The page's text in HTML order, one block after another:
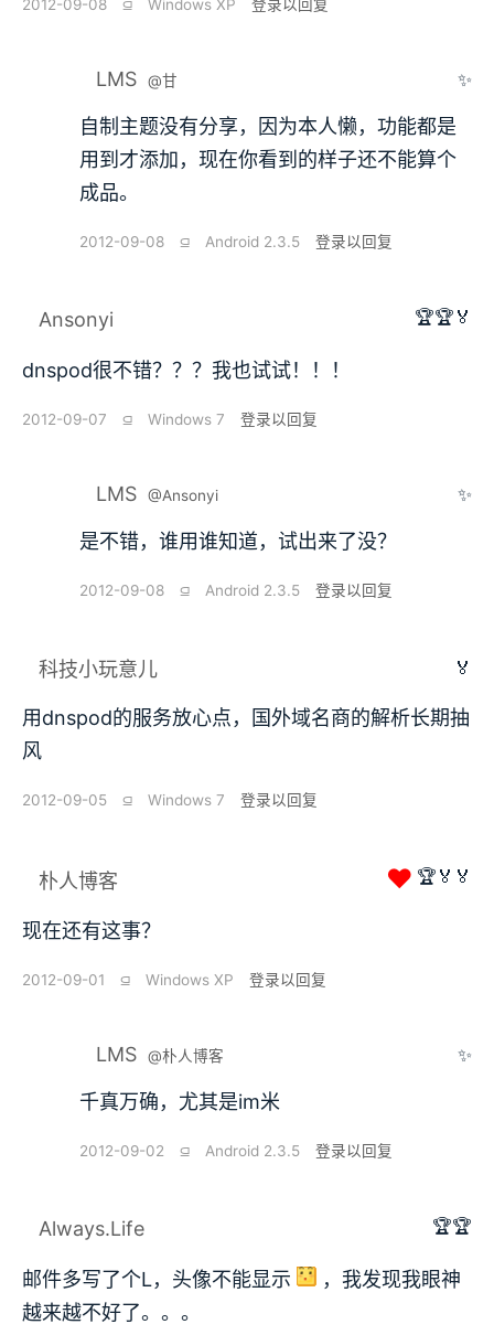
2012-09-08 ⫑ Windows XP 登录以回复
LMS @甘 ✨
自制主题没有分享，因为本人懒，功能都是
用到才添加，现在你看到的样子还不能算个
成品。
2012-09-08 ⫑ Android 2.3.5 登录以回复
Ansonyi 🏆🏆🏅
dnspod很不错？？？我也试试！！！
2012-09-07 ⫑ Windows 7 登录以回复
LMS @Ansonyi ✨
是不错，谁用谁知道，试出来了没？
2012-09-08 ⫑ Android 2.3.5 登录以回复
科技小玩意儿 🏅
用dnspod的服务放心点，国外域名商的解析长期抽
风
2012-09-05 ⫑ Windows 7 登录以回复
朴人博客 ❤ 🏆🏅🏅
现在还有这事？
2012-09-01 ⫑ Windows XP 登录以回复
LMS @朴人博客 ✨
千真万确，尤其是im米
2012-09-02 ⫑ Android 2.3.5 登录以回复
Always.Life 🏆🏆
邮件多写了个L，头像不能显示
，我发现我眼神
越来越不好了。。。